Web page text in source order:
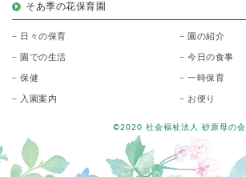
そあ季の花保育園
日々の保育 園の紹介
園での生活 今日の食事
保健 一時保育
入園案内 お便り
©2020 社会福祉法人 砂原母の会